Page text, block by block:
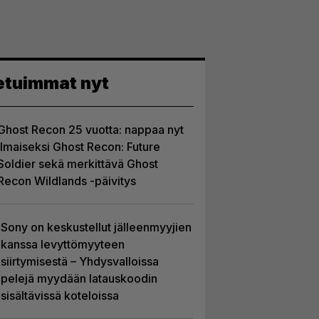
nyt
Recon 25 vuotta: nappaa nyt
Ghost Recon: Future
sekä merkittävä Ghost
Wildlands -päivitys
Sony on keskustellut jälleenmyyjien
kanssa levyttömyyteen
siirtymisestä – Yhdysvalloissa
pelejä myydään latauskoodin
sisältävissä koteloissa